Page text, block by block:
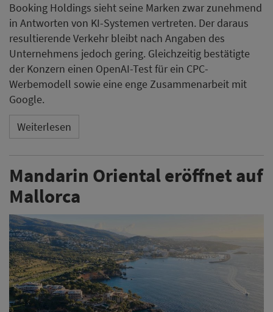
Booking Holdings sieht seine Marken zwar zunehmend
in Antworten von KI-Systemen vertreten. Der daraus
resultierende Verkehr bleibt nach Angaben des
Unternehmens jedoch gering. Gleichzeitig bestätigte
der Konzern einen OpenAI-Test für ein CPC-
Werbemodell sowie eine enge Zusammenarbeit mit
Google.
Weiterlesen
Mandarin Oriental eröffnet auf
Mallorca